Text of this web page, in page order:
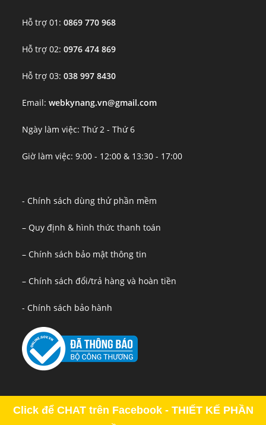
Hỗ trợ 01:0869 770 968
Hỗ trợ 02:0976 474 869
Hỗ trợ 03:038 997 8430
Email:webkynang.vn@gmail.com
Ngày làm việc: Thứ 2 - Thứ 6
Giờ làm việc: 9:00 - 12:00 & 13:30 - 17:00
- Chính sách dùng thử phần mềm
– Quy định & hình thức thanh toán
– Chính sách bảo mật thông tin
– Chính sách đổi/trả hàng và hoàn tiền
- Chính sách bảo hành
Click để CHAT trên Facebook - THIẾT KẾ PHẦN